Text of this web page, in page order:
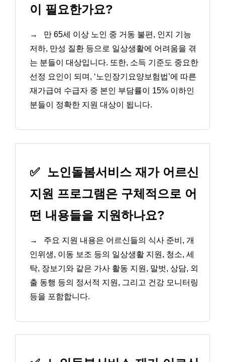
이 필요한가요?
→
만 65세 이상 노인 중 거동 불편, 인지 기능
저하, 만성 질환 등으로 일상생활에 어려움을 겪
는 분들이 대상입니다. 또한, 소득 기준도 중요한
선정 요인이 되며, ‘노인장기요양보험법’에 따른
재가급여 수급자 중 본인 부담률이 15% 이하인
분들이 정확한 지원 대상이 됩니다.
✅ 노인돌봄서비스 재가 어르신
지원 프로그램은 구체적으로 어
떤 내용들을 지원하나요?
→
주요 지원 내용은 어르신들의 식사 준비, 개
인위생, 이동 보조 등의 일상생활 지원, 청소, 세
탁, 장보기와 같은 가사 활동 지원, 말벗, 상담, 외
출 동행 등의 정서적 지원, 그리고 건강 모니터링
등을 포함합니다.